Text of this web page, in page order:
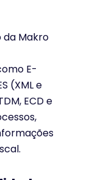
da Makro
E-
(XML e
ECD e